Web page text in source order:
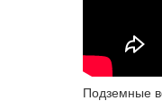
Подземные